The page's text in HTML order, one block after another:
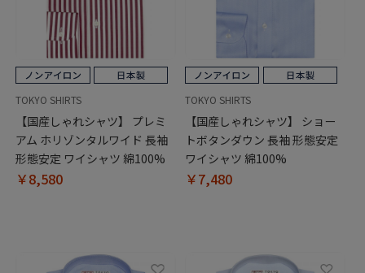
TOKYO SHIRTS
【国産しゃれシャツ】 プレミ
アム ホリゾンタルワイド 長袖
形態安定 ワイシャツ 綿100%
￥8,580
TOKYO SHIRTS
【国産しゃれシャツ】 ショー
トボタンダウン 長袖 形態安定
ワイシャツ 綿100%
￥7,480